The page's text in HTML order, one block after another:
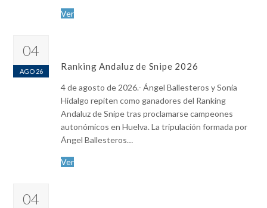
Ver
04
AGO 26 Ranking Andaluz de Snipe 2026
4 de agosto de 2026.- Ángel Ballesteros y Sonia
Hidalgo repiten como ganadores del Ranking
Andaluz de Snipe tras proclamarse campeones
autonómicos en Huelva. La tripulación formada por
Ángel Ballesteros…
Ver
04